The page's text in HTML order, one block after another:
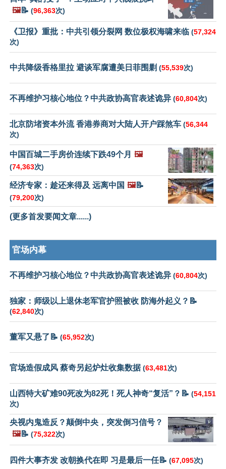
🖼️📝 (96,363次)
《卫报》重批：中共引领分裂网 数位极权海啸来临 (57,324
次)
中共降级香格里拉 避谈军腐遭美日菲围剿 (55,539次)
不再维护习核心地位？中共政协高官表述诡异 (60,804次)
北京防堵资本外流 香港券商对大陆人开户踩煞车 (56,344
次)
中国百城二手房价连续下跌49个月 🖼️
(74,363次)
经济专家：趁还来得及 远离中国 🖼️📝
(79,200次)
(更多首发要闻文章......)
官场内幕
不再维护习核心地位？中共政协高官表述诡异 (60,804次)
独家：师级以上退休老军官护照被收 防海外起义？📝
(62,840次)
董军又悬了📝 (65,952次)
官场造假成风 蔡奇另起炉灶收集数据(63,481次)
山西特大矿难90死改为82死！死人神奇“复活”？📝 (54,151
次)
央视内鬼造反？颠倒中央，突发倒习信号？
🖼️📝 (75,322次)
四件大事齐发 改朝换代在即 习是最后一任📝 (67,095次)